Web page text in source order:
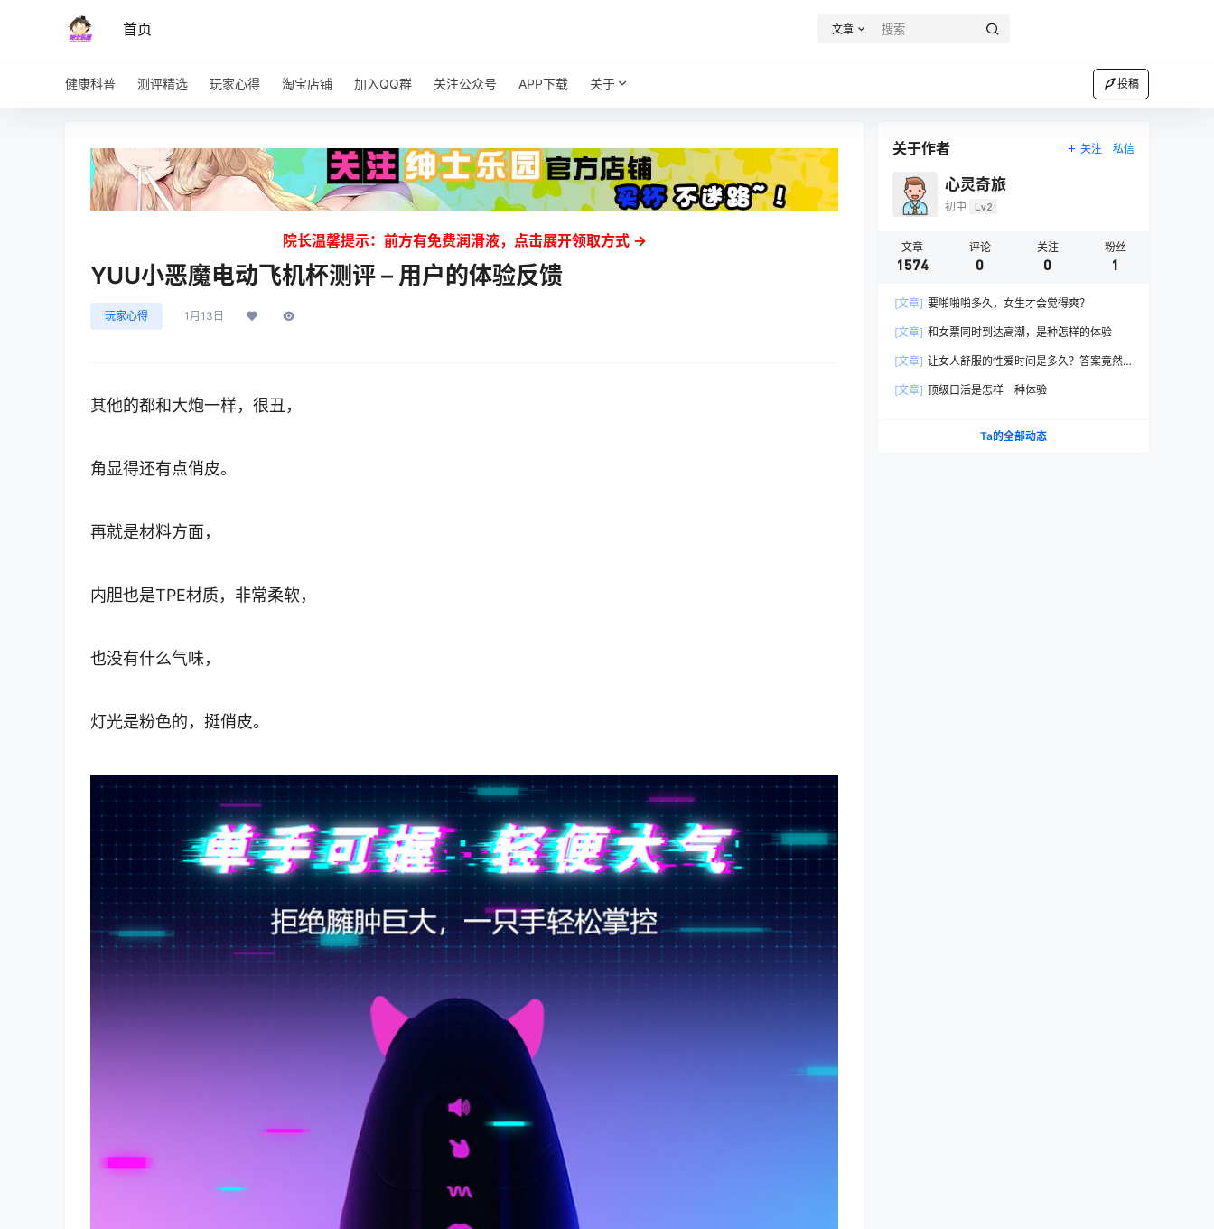
首页 文章
健康科普 测评精选 玩家心得 淘宝店铺 加入QQ群 关注公众号 APP下载 关于 投稿
院长温馨提示：前方有免费润滑液，点击展开领取方式 →
YUU小恶魔电动飞机杯测评 – 用户的体验反馈
玩家心得 1月13日
其他的都和大炮一样，很丑，
角显得还有点俏皮。
再就是材料方面，
内胆也是TPE材质，非常柔软，
也没有什么气味，
灯光是粉色的，挺俏皮。
关于作者 关注 私信
心灵奇旅
初中 Lv2
文章
1574
评论
0
关注
0
粉丝
1
[文章] 要啪啪啪多久，女生才会觉得爽？
[文章] 和女票同时到达高潮，是种怎样的体验
[文章] 让女人舒服的性爱时间是多久？答案竟然
[文章] 顶级口活是怎样一种体验
Ta的全部动态